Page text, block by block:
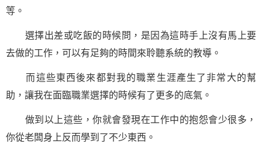
等。
選擇出差或吃飯的時候問，是因為這時手上沒有馬上要
去做的工作，可以有足夠的時間來聆聽系統的教導。
而這些東西後來都對我的職業生涯產生了非常大的幫
助，讓我在面臨職業選擇的時候有了更多的底氣。
做到以上這些，你就會發現在工作中的抱怨會少很多，
你從老闆身上反而學到了不少東西。